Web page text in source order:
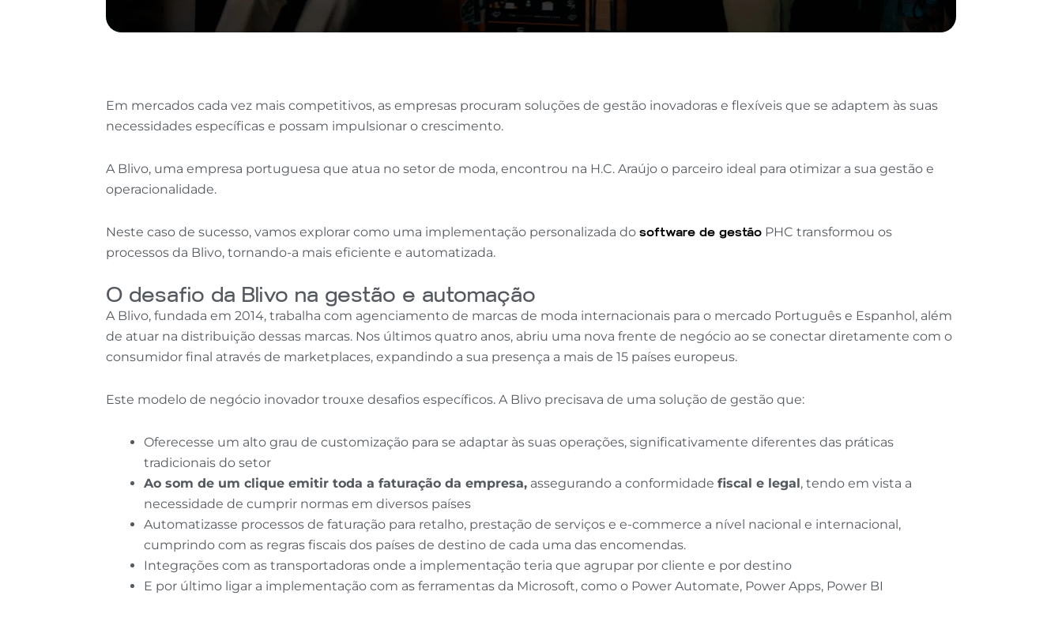
Em mercados cada vez mais competitivos, as empresas procuram soluções de gestão inovadoras e flexíveis que se adaptem às suas
necessidades específicas e possam impulsionar o crescimento.
A Blivo, uma empresa portuguesa que atua no setor de moda, encontrou na H.C. Araújo o parceiro ideal para otimizar a sua gestão e
operacionalidade.
Neste caso de sucesso, vamos explorar como uma implementação personalizada dosoftware de gestão PHC transformou os
processos da Blivo, tornando-a mais eficiente e automatizada.
O desafio da Blivo na gestão e automação
A Blivo, fundada em 2014, trabalha com agenciamento de marcas de moda internacionais para o mercado Português e Espanhol, além
de atuar na distribuição dessas marcas. Nos últimos quatro anos, abriu uma nova frente de negócio ao se conectar diretamente com o
consumidor final através de marketplaces, expandindo a sua presença a mais de 15 países europeus.
Este modelo de negócio inovador trouxe desafios específicos. A Blivo precisava de uma solução de gestão que:
Oferecesse um alto grau de customização para se adaptar às suas operações, significativamente diferentes das práticas
tradicionais do setor
Ao som de um clique emitir toda a faturação da empresa, assegurando a conformidadefiscal e legal, tendo em vista a
necessidade de cumprir normas em diversos países
Automatizasse processos de faturação para retalho, prestação de serviços e e-commerce a nível nacional e internacional,
cumprindo com as regras fiscais dos países de destino de cada uma das encomendas.
Integrações com as transportadoras onde a implementação teria que agrupar por cliente e por destino
E por último ligar a implementação com as ferramentas da Microsoft, como o Power Automate, Power Apps, Power BI